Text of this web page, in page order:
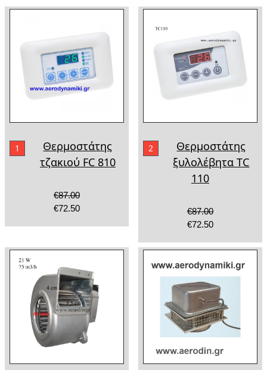
1
Θερμοστάτης
τζακιού FC 810
€87.00
€72.50
2
Θερμοστάτης
ξυλολέβητα TC
110
€87.00
€72.50